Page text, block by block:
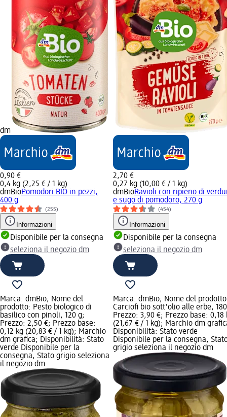
dm
0,90 €
0,4 kg (2,25 € / 1 kg)
dmBioPomodori BIO in pezzi,
400 g
(255)
Informazioni
Disponibile per la consegna
seleziona il negozio dm
2,70 €
0,27 kg (10,00 € / 1 kg)
dmBioRavioli con ripieno di
e sugo di pomodoro, 270 g
(454)
Informazioni
Disponibile per la consegna
seleziona il negozio dm
Marca: dmBio; Nome del
prodotto: Pesto biologico di
basilico con pinoli, 120 g;
Prezzo: 2,50 €; Prezzo base:
0,12 kg (20,83 € / 1 kg); Marchio
dm grafica; Disponibilità: Stato
verde Disponibile per la
consegna, Stato grigio seleziona
il negozio dm
Marca: dmBio; Nome del
Carciofi bio sott'olio alle erbe,
Prezzo: 3,90 €; Prezzo base: 0,18
(21,67 € / 1 kg); Marchio dm
Disponibilità: Stato verde
Disponibile per la consegna,
grigio seleziona il negozio dm